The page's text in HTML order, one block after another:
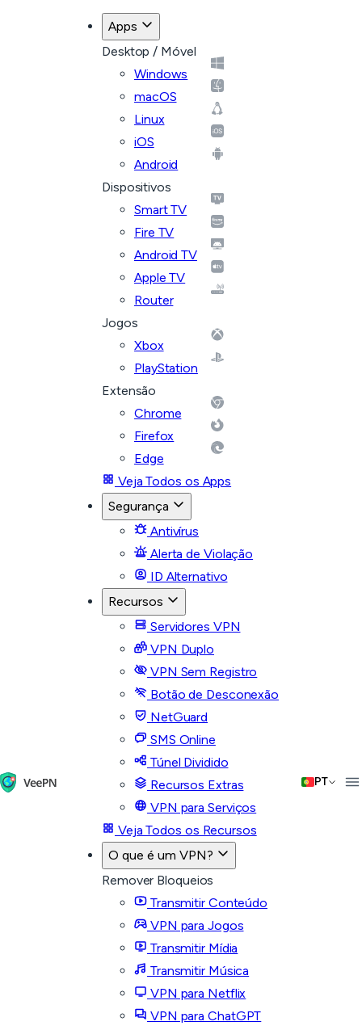
Apps
Desktop / Móvel
Windows
macOS
Linux
iOS
Android
Dispositivos
Smart TV
Fire TV
Android TV
Apple TV
Router
Jogos
Xbox
PlayStation
Extensão
Chrome
Firefox
Edge
Veja Todos os Apps
Segurança
Antivírus
Alerta de Violação
ID Alternativo
Recursos
Servidores VPN
VPN Duplo
VPN Sem Registro
Botão de Desconexão
NetGuard
SMS Online
Túnel Dividido
Recursos Extras
VPN para Serviços
Veja Todos os Recursos
O que é um VPN?
Remover Bloqueios
Transmitir Conteúdo
VPN para Jogos
Transmitir Mídia
Transmitir Música
VPN para Netflix
VPN para ChatGPT
PT